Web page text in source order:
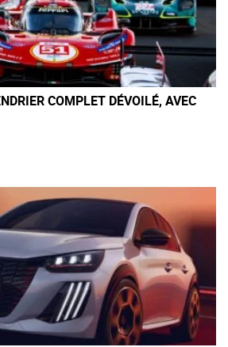
COMPLET DÉVOILÉ, AVEC